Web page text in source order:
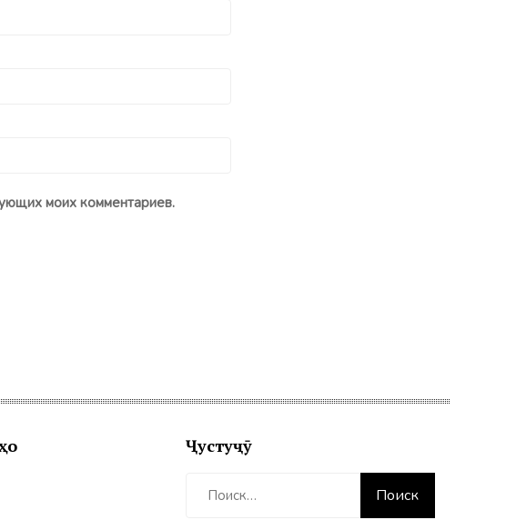
моих комментариев.
Ҷустуҷӯ